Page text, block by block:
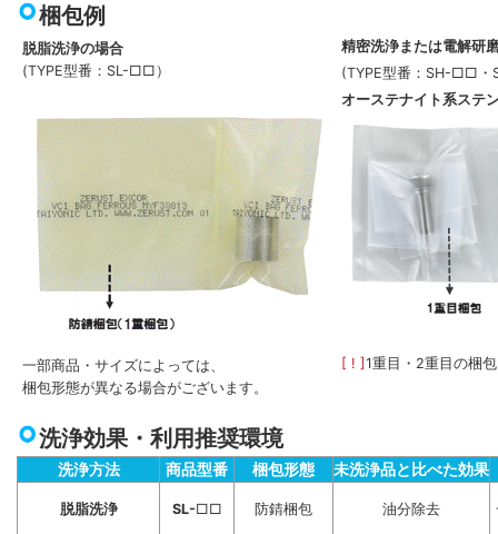
梱包例
脱脂洗浄の場合
(TYPE型番：SL-□□）
精密洗浄または電解研
(TYPE型番：SH-□□
オーステナイト系ステ
一部商品・サイズによっては、
梱包形態が異なる場合がございます。
[ ! ] 1重目・2重目の梱
洗浄効果・利用推奨環境
洗浄方法 商品型番 梱包形態 未洗浄品と比べた効果
脱脂洗浄 SL-□□ 防錆梱包 油分除去